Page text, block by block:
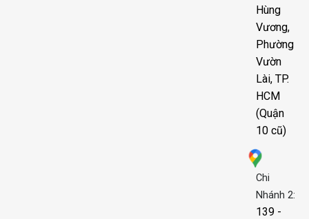
Hùng
Vương,
Phường
Vườn
Lài, TP.
HCM
(Quận
10 cũ)
Chi
Nhánh 2:
139 -